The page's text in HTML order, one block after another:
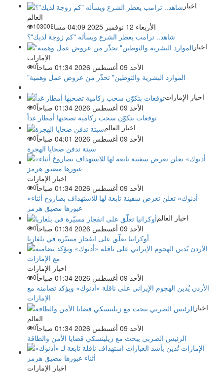
اخبار
العالم
الأربعاء 12 نوفمبر 2025 04:09 مساءً
10300
شاهد.. ترامب يعطر الشرع ويسأله "كم زوجة لديك"؟
اخبار
الإمارات
الأحد 09 أغسطس 2026 01:34 صباحاً
0
"الموارد البشرية والتوطين" تحذّر من عروض عمل وهمية
اخبار الإمارات
الأحد 09 أغسطس 2026 01:34 صباحاً
0
توقعات بتكوّن سحب ركامية تصحبها أمطار غداً
اخبار العالم
الأحد 09 أغسطس 2026 04:01 صباحاً
0
سبتة تدفن ضحايا الهجرة
اخبار الإمارات
الأحد 09 أغسطس 2026 01:34 صباحاً
0
«أدنوك» تعلن تعرض سفينة تابعة لها للاستهداف بصاروخ أثناء
عبورها مضيق هرمز
اخبار العالم
الأحد 09 أغسطس 2026 01:34 صباحاً
0
أوكرانيا تعلّق على انفجار مسيّرة في بلغاريا
اخبار الإمارات
الأحد 09 أغسطس 2026 01:34 صباحاً
0
الأردن يُدين الهجوم الإيراني على ناقلة «أدنوك» ويؤكد تضامنه مع
الإمارات
اخبار
العالم
الأحد 09 أغسطس 2026 01:34 صباحاً
0
الرئيس الصربي يبحث مع زيلينسكي قضايا الأمن والطاقة
اخبار الإمارات